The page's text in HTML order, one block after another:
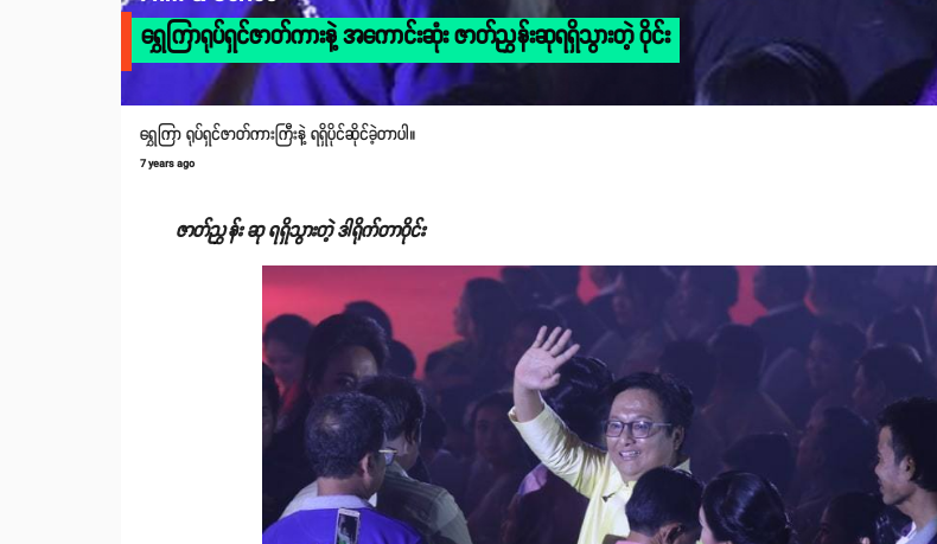
ရွှေကြာရုပ်ရှင်ဇာတ်ကားနဲ့ အကောင်းဆုံး ဇာတ်ညွှန်းဆုရရှိသွားတဲ့ ဝိုင်း
ရွှေကြာ ရုပ်ရှင်ဇာတ်ကားကြီးနဲ့ ရရှိပိုင်ဆိုင်ခဲ့တာပါ။
7 years ago
ဇာတ်ညွှန်း ဆု ရရှိသွားတဲ့ ဒါရိုက်တာဝိုင်း